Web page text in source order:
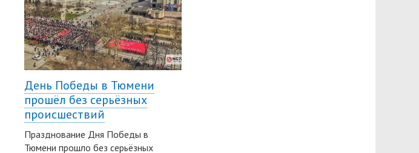
День Победы в Тюмени
прошёл без серьёзных
происшествий
Празднование Дня Победы в
Тюмени прошло без серьёзных